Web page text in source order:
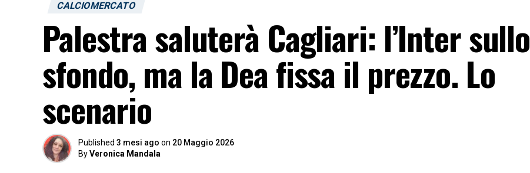
CALCIOMERCATO
Palestra saluterà Cagliari: l’Inter sullo
sfondo, ma la Dea fissa il prezzo. Lo
scenario
Published 3 mesi ago on 20 Maggio 2026
ByVeronica Mandala